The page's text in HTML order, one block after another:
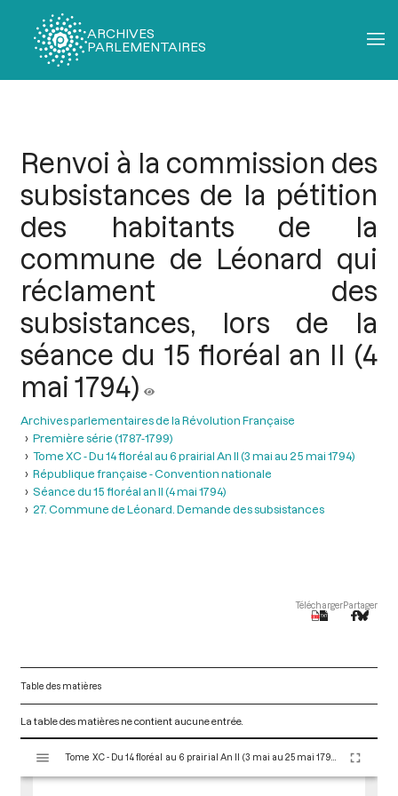
ARCHIVES
PARLEMENTAIRES
Renvoi à la commission des
subsistances de la pétition
des habitants de la
commune de Léonard qui
réclament des
subsistances, lors de la
séance du 15 floréal an II (4
mai 1794)
Archives parlementaires de la Révolution Française
Première série (1787-1799)
Tome XC - Du 14 floréal au 6 prairial An II (3 mai au 25 mai 1794)
République française - Convention nationale
Séance du 15 floréal an II (4 mai 1794)
27. Commune de Léonard. Demande des subsistances
TéléchargerPartager
Table des matières
La table des matières ne contient aucune entrée.
s